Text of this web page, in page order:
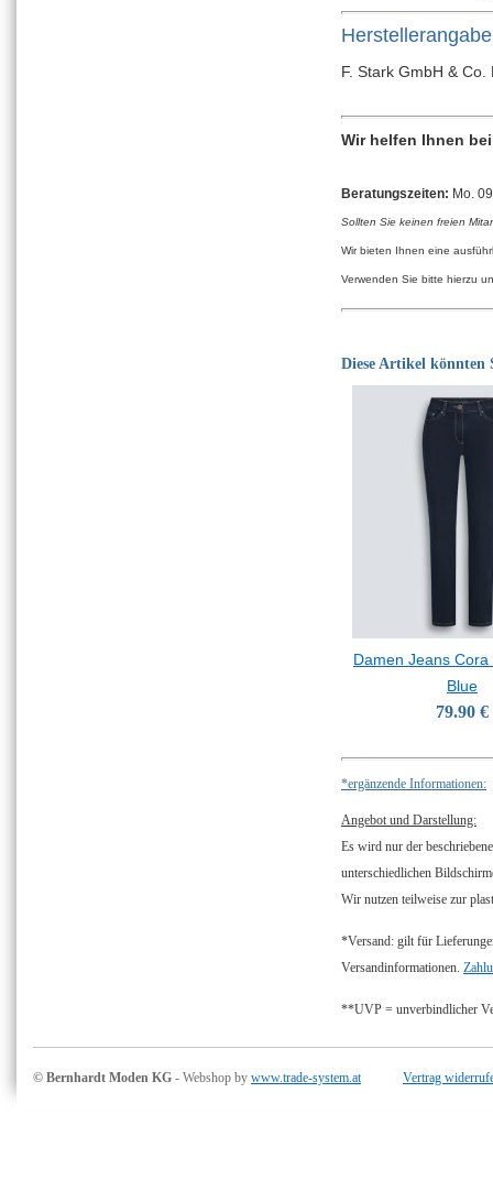
F. Stark GmbH &
Wir helfen Ihnen
Beratungszeiten: Mo.
Sollten Sie keinen freien
Wir bieten Ihnen eine
Verwenden Sie bitte hierzu
Diese Artikel könnten
Damen Jeans
Blue
79.90 €
*ergänzende Informationen:
Angebot und Darstellung:
Es wird nur der
unterschiedlichen
Wir nutzen teilweise zur
*Versand: gilt für
Versandinformationen.
**UVP = unverbindlicher
© Bernhardt Moden KG - Webshop by www.trade-system.at Vertrag